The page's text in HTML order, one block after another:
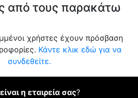
από τους παρακάτω
χρήστες έχουν πρόσβαση
Κάντε κλικ εδώ για να
συνδεθείτε.
η εταιρεία σας?